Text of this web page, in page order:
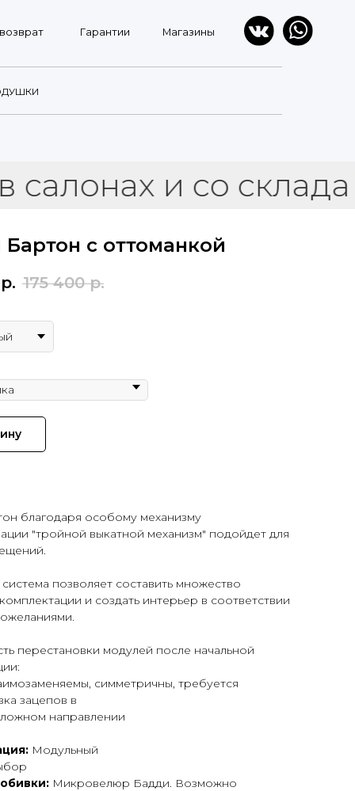
Гарантии Магазины
и со склада
с оттоманкой
р. 175 400 р.
благодаря особому механизму
"тройной выкатной механизм" подойдет для
позволяет составить множество
и создать интерьер в соответствии
перестановки модулей после начальной
симметричны, требуется
зацепов в
направлении
Модульный
Микровелюр Бадди. Возможно